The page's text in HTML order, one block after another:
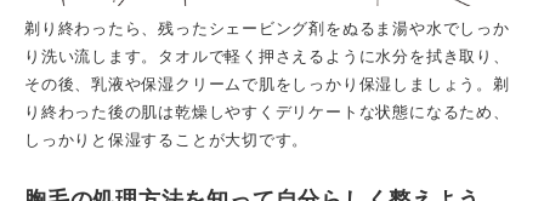
剃り終わったら、残ったシェービング剤をぬるま湯や水でしっか
り洗い流します。タオルで軽く押さえるように水分を拭き取り、
その後、乳液や保湿クリームで肌をしっかり保湿しましょう。剃
り終わった後の肌は乾燥しやすくデリケートな状態になるため、
しっかりと保湿することが大切です。